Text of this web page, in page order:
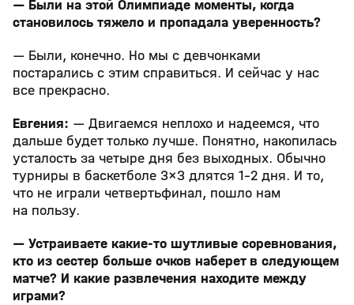
— Были на этой Олимпиаде моменты, когда
становилось тяжело и пропадала уверенность?
— Были, конечно. Но мы с девчонками
постарались с этим справиться. И сейчас у нас
все прекрасно.
Евгения: — Двигаемся неплохо и надеемся, что
дальше будет только лучше. Понятно, накопилась
усталость за четыре дня без выходных. Обычно
турниры в баскетболе 3×3 длятся 1-2 дня. И то,
что не играли четвертьфинал, пошло нам
на пользу.
— Устраиваете какие-то шутливые соревнования,
кто из сестер больше очков наберет в следующем
матче? И какие развлечения находите между
играми?